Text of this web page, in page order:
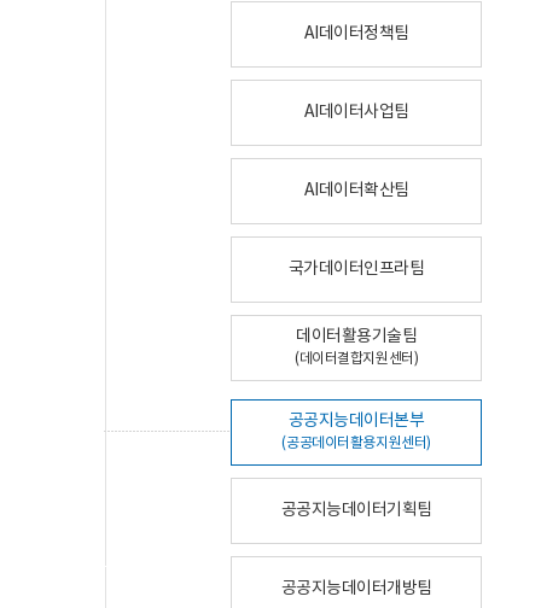
AI데이터정책팀
AI데이터사업팀
AI데이터확산팀
국가데이터인프라팀
데이터활용기술팀
(데이터결합지원센터)
공공지능데이터본부
(공공데이터활용지원센터)
공공지능데이터기획팀
공공지능데이터개방팀